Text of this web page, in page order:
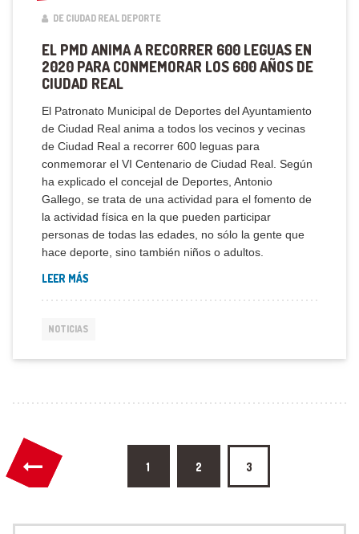
DE CIUDAD REAL DEPORTE
EL PMD ANIMA A RECORRER 600 LEGUAS EN
2020 PARA CONMEMORAR LOS 600 AÑOS DE
CIUDAD REAL
El Patronato Municipal de Deportes del Ayuntamiento
de Ciudad Real anima a todos los vecinos y vecinas
de Ciudad Real a recorrer 600 leguas para
conmemorar el VI Centenario de Ciudad Real. Según
ha explicado el concejal de Deportes, Antonio
Gallego, se trata de una actividad para el fomento de
la actividad física en la que pueden participar
personas de todas las edades, no sólo la gente que
hace deporte, sino también niños o adultos.
LEER MÁS“EL PMD ANIMA A RECORRER 600 LEGUAS EN 2020
NOTICIAS
Paginación de entradas
1 2 3